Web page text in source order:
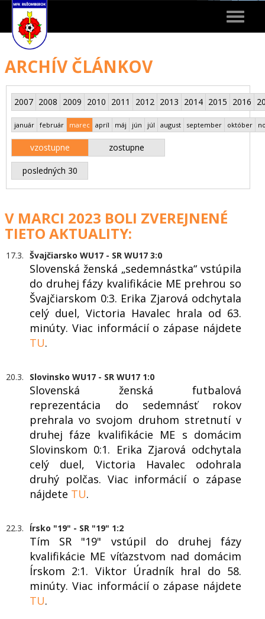
Toggle
ARCHÍV ČLÁNKOV
2007 2008 2009 2010 2011 2012 2013 2014 2015 2016
január február marec apríl máj jún júl august september október
vzostupne zostupne
posledných 30
V MARCI 2023 BOLI ZVEREJNENÉ
TIETO AKTUALITY:
17.3. Švajčiarsko WU17 - SR WU17 3:0
Slovenská ženská „sedemnástka“ vstúpila
do druhej fázy kvalifikácie ME prehrou so
Švajčiarskom 0:3. Erika Zjarová odchytala
celý duel, Victoria Havalec hrala od 63.
minúty. Viac informácií o zápase nájdete
TU.
20.3. Slovinsko WU17 - SR WU17 1:0
Slovenská ženská futbalová
reprezentácia do sedemnásť rokov
prehrala vo svojom druhom stretnutí v
druhej fáze kvalifikácie ME s domácim
Slovinskom 0:1. Erika Zjarová odchytala
celý duel, Victoria Havalec odohrala
druhý polčas. Viac informácií o zápase
nájdete TU.
22.3. Írsko "19" - SR "19" 1:2
Tím SR "19" vstúpil do druhej fázy
kvalifikácie ME víťazstvom nad domácim
Írskom 2:1. Viktor Úradník hral do 58.
minúty. Viac informácií o zápase nájdete
TU.